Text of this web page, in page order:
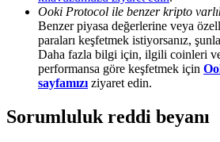
BTC Welcome Rewards
Deposit & Trade BTC to Share
Ooki Protocol ile benzer kripto
Benzer piyasa değerlerine veya
paraları keşfetmek istiyorsanız,
Daha fazla bilgi için, ilgili coinleri
performansa göre keşfetmek için
sayfamızı ziyaret edin.
Sorumluluk reddi beyanı